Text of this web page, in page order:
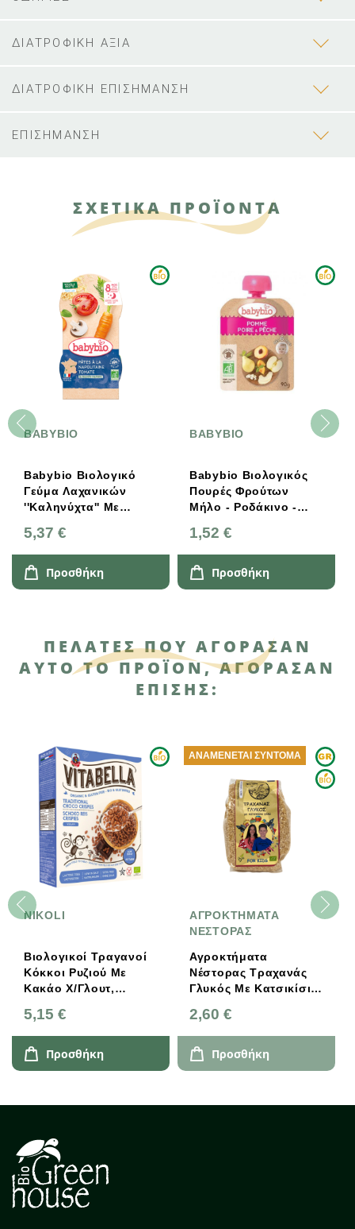
ΔΙΑΤΡΟΦΙΚΗ ΑΞΙΑ
ΔΙΑΤΡΟΦΙΚΗ ΕΠΙΣΗΜΑΝΣΗ
ΕΠΙΣΗΜΑΝΣΗ
ΣΧΕΤΙΚΑ ΠΡΟΪΟΝΤΑ
BABYBIO
Babybio Βιολογικό
Γεύμα Λαχανικών
''Καληνύχτα'' Με
Ντομάτα 2Χ200g
5,37 €
Προσθήκη
BABYBIO
Babybio Βιολογικός
Πουρές Φρούτων
Μήλο - Ροδάκινο -
1,52 €
Προσθήκη
ΠΕΛΆΤΕΣ ΠΟΥ ΑΓΌΡΑΣΑΝ
ΑΥΤΌ ΤΟ ΠΡΟΪΌΝ, ΑΓΌΡΑΣΑΝ
ΕΠΊΣΗΣ:
NIKOLI
Βιολογικοί Τραγανοί
Κόκκοι Ρυζιού Με
Κακάο Χ/γλουτ,
5,15 €
Προσθήκη
ΑΓΡΟΚΤΗΜΑΤΑ
ΝΕΣΤΟΡΑΣ
Αγροκτήματα
Νέστορας Τραχανάς
Γλυκός Με Κατσικίσιο
2,60 €
ΑΝΑΜΈΝΕΤΑΙ ΣΎΝΤΟΜΑ
Προσθήκη